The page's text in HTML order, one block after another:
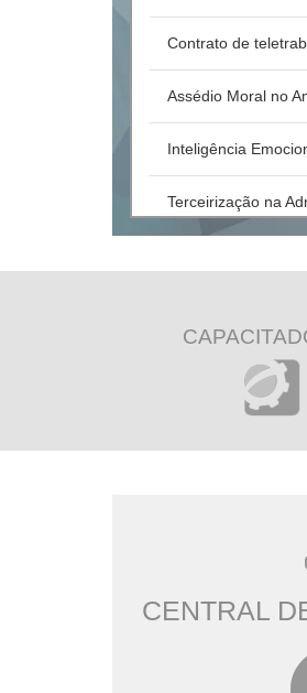
Contrato de
Assédio Moral no
Inteligência
Terceirização na
CENTRAL